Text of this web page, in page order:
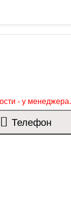
- у менеджера.
Телефон